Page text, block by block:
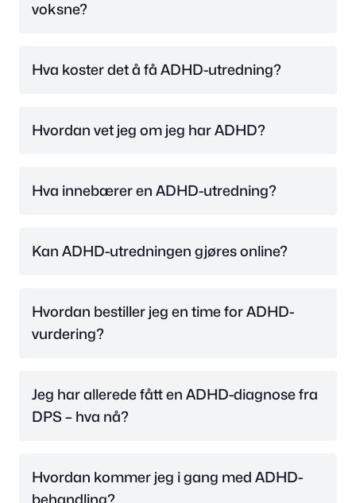
voksne?
Hva koster det å få ADHD-utredning?
Hvordan vet jeg om jeg har ADHD?
Hva innebærer en ADHD-utredning?
Kan ADHD-utredningen gjøres online?
Hvordan bestiller jeg en time for ADHD-
vurdering?
Jeg har allerede fått en ADHD-diagnose fra
DPS – hva nå?
Hvordan kommer jeg i gang med ADHD-